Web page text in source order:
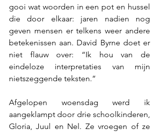
gooi wat woorden in een pot en hussel
die door elkaar: jaren nadien nog
geven mensen er telkens weer andere
betekenissen aan. David Byrne doet er
niet flauw over: “Ik hou van de
eindeloze interpretaties van mijn
nietszeggende teksten.”
Afgelopen woensdag werd ik
aangeklampt door drie schoolkinderen,
Gloria, Juul en Nel. Ze vroegen of ze